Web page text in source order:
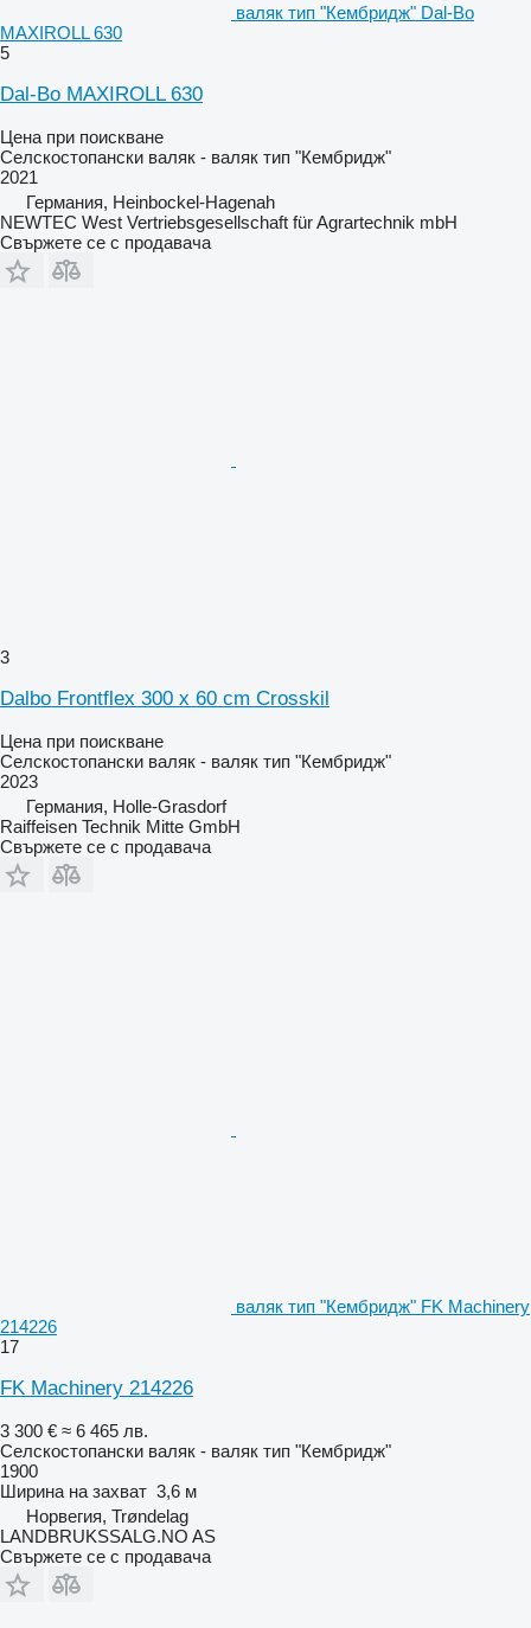
валяк тип "Кембридж" Dal-Bo
MAXIROLL 630
5
Dal-Bo MAXIROLL 630
Цена при поискване
Селскостопански валяк - валяк тип "Кембридж"
2021
Германия, Heinbockel-Hagenah
NEWTEC West Vertriebsgesellschaft für Agrartechnik mbH
Свържете се с продавача
3
Dalbo Frontflex 300 x 60 cm Crosskil
Цена при поискване
Селскостопански валяк - валяк тип "Кембридж"
2023
Германия, Holle-Grasdorf
Raiffeisen Technik Mitte GmbH
Свържете се с продавача
валяк тип "Кембридж" FK Machinery
214226
17
FK Machinery 214226
3 300 € ≈ 6 465 лв.
Селскостопански валяк - валяк тип "Кембридж"
1900
Ширина на захват 3,6 м
Норвегия, Trøndelag
LANDBRUKSSALG.NO AS
Свържете се с продавача